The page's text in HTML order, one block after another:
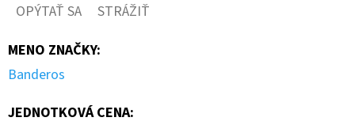
OPÝTAŤ SA
STRÁŽIŤ
MENO ZNAČKY:
Banderos
JEDNOTKOVÁ CENA: